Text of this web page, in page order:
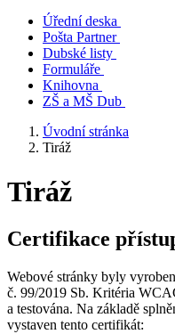
Úřední deska
Pošta Partner
Dubské listy
Formuláře
Knihovna
ZŠ a MŠ Dub
Úvodní stránka
Tiráž
Tiráž
Certifikace
Webové stránky byly
č. 99/2019 Sb. Kritéria
a testována. Na základě
vystaven tento certifikát: